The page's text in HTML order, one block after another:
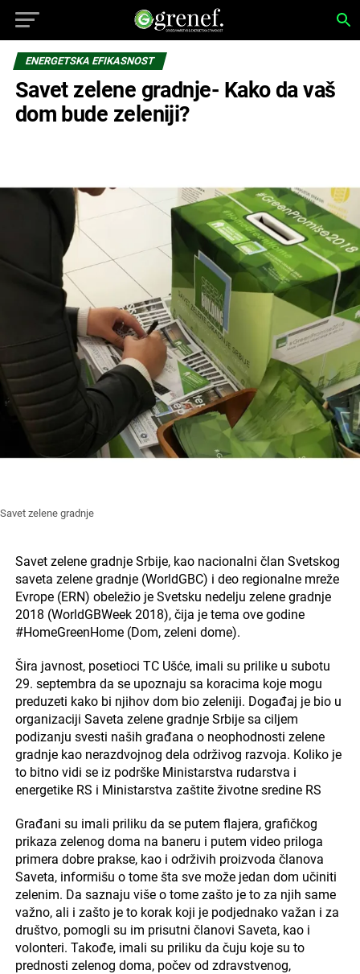
ENERGETSKA EFIKASNOST
Savet zelene gradnje- Kako da vaš
dom bude zeleniji?
Savet zelene gradnje
Savet zelene gradnje Srbije, kao nacionalni član Svetskog
saveta zelene gradnje (WorldGBC) i deo regionalne mreže
Evrope (ERN) obeležio je Svetsku nedelju zelene gradnje
2018 (WorldGBWeek 2018), čija je tema ove godine
#HomeGreenHome (Dom, zeleni dome).
Šira javnost, posetioci TC Ušće, imali su prilike u subotu
29. septembra da se upoznaju sa koracima koje mogu
preduzeti kako bi njihov dom bio zeleniji. Događaj je bio u
organizaciji Saveta zelene gradnje Srbije sa ciljem
podizanju svesti naših građana o neophodnosti zelene
gradnje kao nerazdvojnog dela održivog razvoja. Koliko je
to bitno vidi se iz podrške Ministarstva rudarstva i
energetike RS i Ministarstva zaštite životne sredine RS
Građani su imali priliku da se putem flajera, grafičkog
prikaza zelenog doma na baneru i putem video priloga
primera dobre prakse, kao i održivih proizvoda članova
Saveta, informišu o tome šta sve može jedan dom učiniti
zelenim. Da saznaju više o tome zašto je to za njih same
važno, ali i zašto je to korak koji je podjednako važan i za
društvo, pomogli su im prisutni članovi Saveta, kao i
volonteri. Takođe, imali su priliku da čuju koje su to
prednosti zelenog doma, počev od zdravstvenog,